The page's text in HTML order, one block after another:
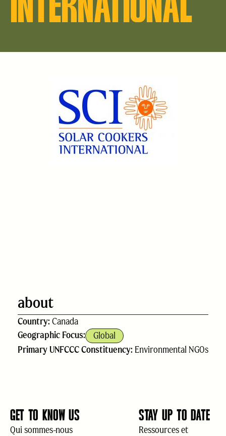
about
Country: Canada
Geographic Focus:
Global
Primary UNFCCC Constituency: Environmental NGOs
GET TO KNOW US
Qui sommes-nous
STAY UP TO DATE
Ressources et